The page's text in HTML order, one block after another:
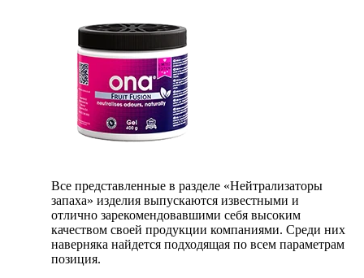
Все представленные в разделе «Нейтрализаторы
запаха» изделия выпускаются известными и
отлично зарекомендовавшими себя высоким
качеством своей продукции компаниями. Среди них
наверняка найдется подходящая по всем параметрам
позиция.